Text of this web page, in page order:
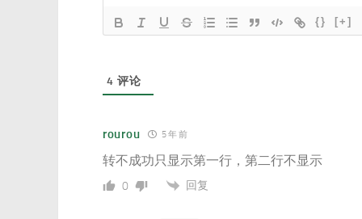
{} [+]
4 评论
rourou 5 年 前
转不成功只显示第一行，第二行不显示
0 回复